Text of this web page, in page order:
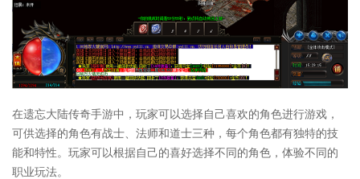
在遗忘大陆传奇手游中，玩家可以选择自己喜欢的角色进行游戏，
可供选择的角色有战士、法师和道士三种，每个角色都有独特的技
能和特性。玩家可以根据自己的喜好选择不同的角色，体验不同的
职业玩法。